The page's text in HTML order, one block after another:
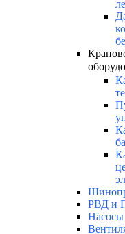
РВД и
Насосы